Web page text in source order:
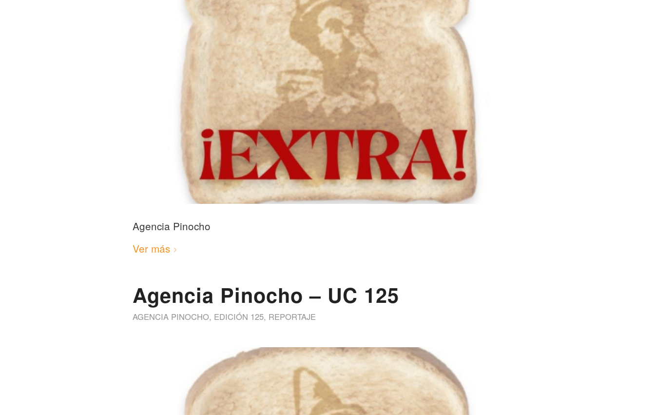
Agencia Pinocho
Ver más
Agencia Pinocho – UC 125
AGENCIA PINOCHO, EDICIÓN 125, REPORTAJE